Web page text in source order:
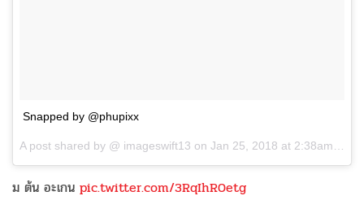
Snapped by @phupixx
A post shared by @ imageswift13 on Jan 25, 2018 at 2:38am PST
ม ต้น อะเกน pic.twitter.com/3RqIhR0etg